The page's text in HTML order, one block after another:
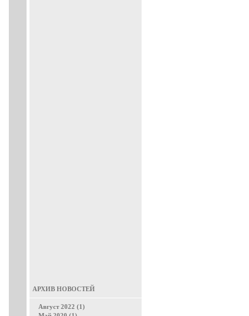
АРХИВ НОВОСТЕЙ
Август 2022 (1)